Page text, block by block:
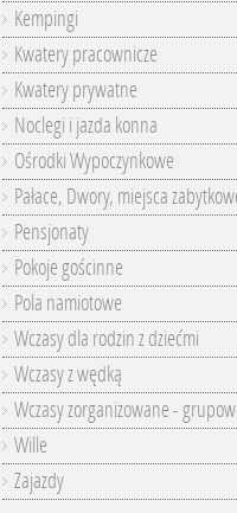
Kempingi
Kwatery pracownicze
Kwatery prywatne
Noclegi i jazda konna
Ośrodki Wypoczynkowe
Pałace, Dwory, miejsca
Pensjonaty
Pokoje gościnne
Pola namiotowe
Wczasy dla rodzin z dziećmi
Wczasy z wędką
Wczasy zorganizowane -
Wille
Zajazdy